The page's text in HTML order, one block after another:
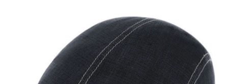
hvězdiček.